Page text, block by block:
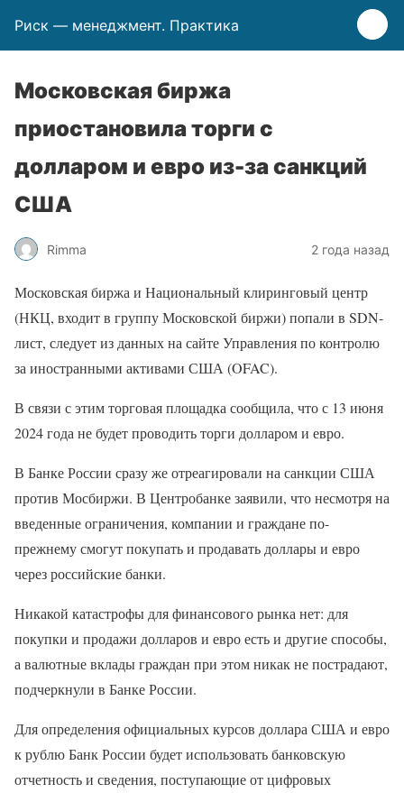
Риск — менеджмент. Практика
Московская биржа
приостановила торги с
долларом и евро из-за санкций
США
Rimma 2 года назад
Московская биржа и Национальный клиринговый центр
(НКЦ, входит в группу Московской биржи) попали в SDN-
лист, следует из данных на сайте Управления по контролю
за иностранными активами США (OFAC).
В связи с этим торговая площадка сообщила, что с 13 июня
2024 года не будет проводить торги долларом и евро.
В Банке России сразу же отреагировали на санкции США
против Мосбиржи. В Центробанке заявили, что несмотря на
введенные ограничения, компании и граждане по-
прежнему смогут покупать и продавать доллары и евро
через российские банки.
Никакой катастрофы для финансового рынка нет: для
покупки и продажи долларов и евро есть и другие способы,
а валютные вклады граждан при этом никак не пострадают,
подчеркнули в Банке России.
Для определения официальных курсов доллара США и евро
к рублю Банк России будет использовать банковскую
отчетность и сведения, поступающие от цифровых